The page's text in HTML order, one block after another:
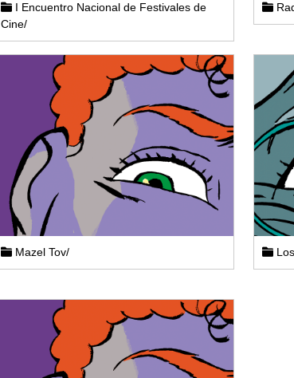
I Encuentro Nacional de Festivales de
Cine/
Mazel Tov/